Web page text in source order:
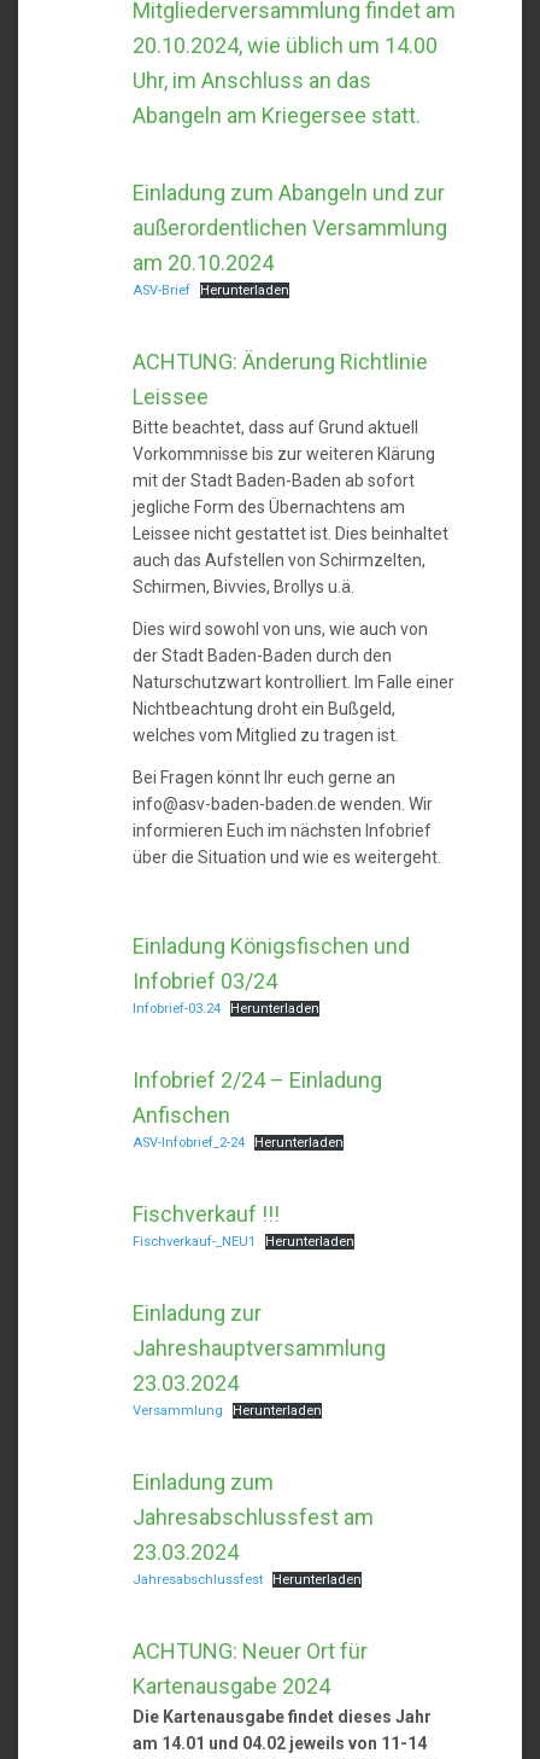
Mitgliederversammlung findet am
20.10.2024, wie üblich um 14.00
Uhr, im Anschluss an das
Abangeln am Kriegersee statt.
Einladung zum Abangeln und zur
außerordentlichen Versammlung
am 20.10.2024
ASV-Brief Herunterladen
ACHTUNG: Änderung Richtlinie
Leissee
Bitte beachtet, dass auf Grund aktuell
Vorkommnisse bis zur weiteren Klärung
mit der Stadt Baden-Baden ab sofort
jegliche Form des Übernachtens am
Leissee nicht gestattet ist. Dies beinhaltet
auch das Aufstellen von Schirmzelten,
Schirmen, Bivvies, Brollys u.ä.
Dies wird sowohl von uns, wie auch von
der Stadt Baden-Baden durch den
Naturschutzwart kontrolliert. Im Falle einer
Nichtbeachtung droht ein Bußgeld,
welches vom Mitglied zu tragen ist.
Bei Fragen könnt Ihr euch gerne an
info@asv-baden-baden.de wenden. Wir
informieren Euch im nächsten Infobrief
über die Situation und wie es weitergeht.
Einladung Königsfischen und
Infobrief 03/24
Infobrief-03.24 Herunterladen
Infobrief 2/24 – Einladung
Anfischen
ASV-Infobrief_2-24 Herunterladen
Fischverkauf !!!
Fischverkauf-_NEU1 Herunterladen
Einladung zur
Jahreshauptversammlung
23.03.2024
Versammlung Herunterladen
Einladung zum
Jahresabschlussfest am
23.03.2024
Jahresabschlussfest Herunterladen
ACHTUNG: Neuer Ort für
Kartenausgabe 2024
Die Kartenausgabe findet dieses Jahr
am 14.01 und 04.02 jeweils von 11-14